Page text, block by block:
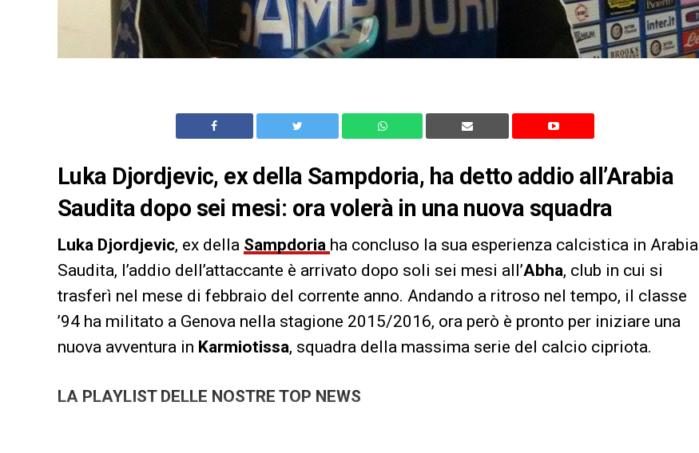
Luka Djordjevic, ex della Sampdoria, ha detto addio all’Arabia
Saudita dopo sei mesi: ora volerà in una nuova squadra
Luka Djordjevic, ex della Sampdoria ha concluso la sua esperienza calcistica in Arabia
Saudita, l’addio dell’attaccante è arrivato dopo soli sei mesi all’Abha, club in cui si
trasferì nel mese di febbraio del corrente anno. Andando a ritroso nel tempo, il classe
’94 ha militato a Genova nella stagione 2015/2016, ora però è pronto per iniziare una
nuova avventura in Karmiotissa, squadra della massima serie del calcio cipriota.
LA PLAYLIST DELLE NOSTRE TOP NEWS